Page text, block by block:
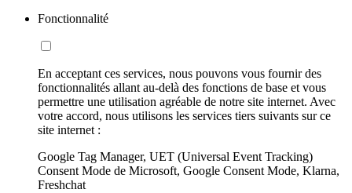
Fonctionnalité
En acceptant ces services, nous pouvons vous fournir des
fonctionnalités allant au-delà des fonctions de base et vous
permettre une utilisation agréable de notre site internet. Avec
votre accord, nous utilisons les services tiers suivants sur ce
site internet :
Google Tag Manager, UET (Universal Event Tracking)
Consent Mode de Microsoft, Google Consent Mode, Klarna,
Freshchat